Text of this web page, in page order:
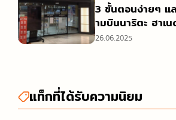
3 ขั้นตอนง่ายๆ แ
ามบินนาริตะ ฮาเ
26.06.2025
แท็กที่ได้รับความนิยม